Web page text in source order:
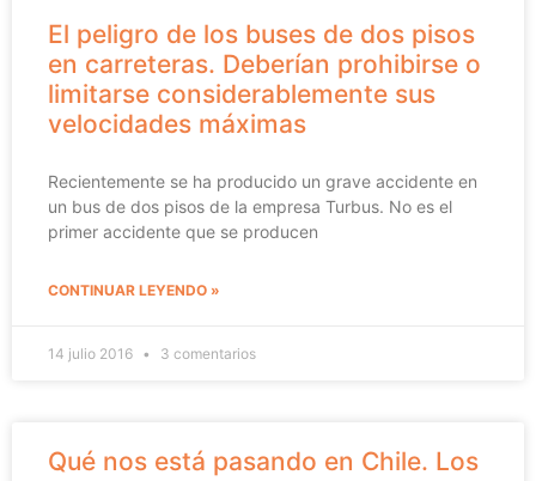
El peligro de los buses de dos pisos
en carreteras. Deberían prohibirse o
limitarse considerablemente sus
velocidades máximas
Recientemente se ha producido un grave accidente en
un bus de dos pisos de la empresa Turbus. No es el
primer accidente que se producen
CONTINUAR LEYENDO »
14 julio 2016 3 comentarios
Qué nos está pasando en Chile. Los